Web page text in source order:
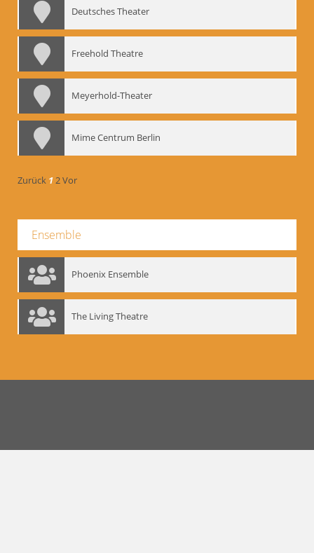
Deutsches Theater
Freehold Theatre
Meyerhold-Theater
Mime Centrum Berlin
Zurück 12Vor
Ensemble
Phoenix Ensemble
The Living Theatre